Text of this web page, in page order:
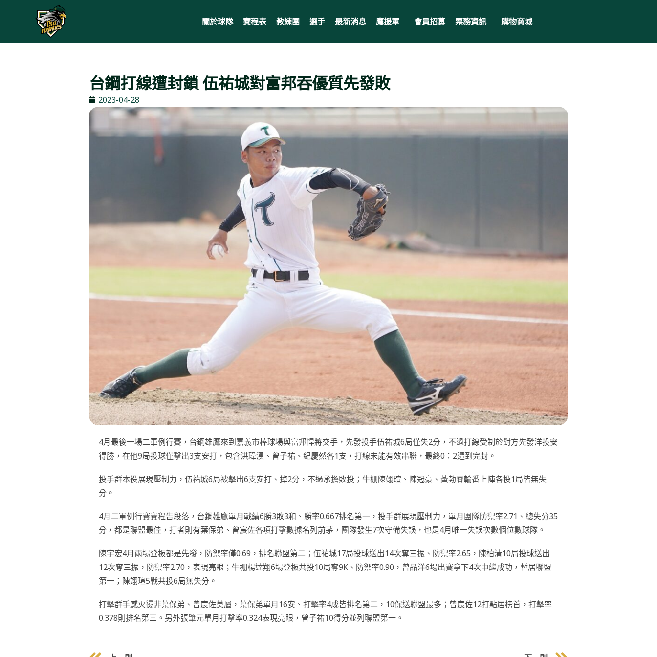
關於球隊 賽程表 教練團 選手 最新消息 鷹援軍 會員招募 票務資訊 購物商城
台鋼打線遭封鎖 伍祐城對富邦吞優質先發敗
2023-04-28
4月最後一場二軍例行賽，台鋼雄鷹來到嘉義市棒球場與富邦悍將交手，先發投手伍祐城6局僅失2分，不過打線受制於對方先發洋投安
得勝，在他9局投球僅擊出3支安打，包含洪瑋漢、曾子祐、紀慶然各1支，打線未能有效串聯，最終0：2遭到完封。
投手群本役展現壓制力，伍祐城6局被擊出6支安打、掉2分，不過承擔敗投；牛棚陳翊瑄、陳冠豪、黃勃睿輪番上陣各投1局皆無失
分。
4月二軍例行賽賽程告段落，台鋼雄鷹單月戰績6勝3敗3和、勝率0.667排名第一，投手群展現壓制力，單月團隊防禦率2.71、總失分35
分，都是聯盟最佳，打者則有葉保弟、曾宸佐各項打擊數據名列前茅，團隊發生7次守備失誤，也是4月唯一失誤次數個位數球隊。
陳宇宏4月兩場登板都是先發，防禦率僅0.69，排名聯盟第二；伍祐城17局投球送出14次奪三振、防禦率2.65，陳柏清10局投球送出
12次奪三振，防禦率2.70，表現亮眼；牛棚楊達翔6場登板共投10局奪9K、防禦率0.90，曾品洋6場出賽拿下4次中繼成功，暫居聯盟
第一；陳翊瑄5戰共投6局無失分。
打擊群手感火燙非葉保弟、曾宸佐莫屬，葉保弟單月16安、打擊率4成皆排名第二，10保送聯盟最多；曾宸佐12打點居榜首，打擊率
0.378則排名第三。另外張肇元單月打擊率0.324表現亮眼，曾子祐10得分並列聯盟第一。